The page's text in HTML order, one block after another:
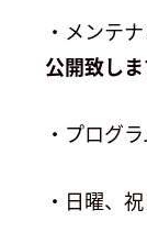
・メンテ
公開致しま
・プログ
・日曜、